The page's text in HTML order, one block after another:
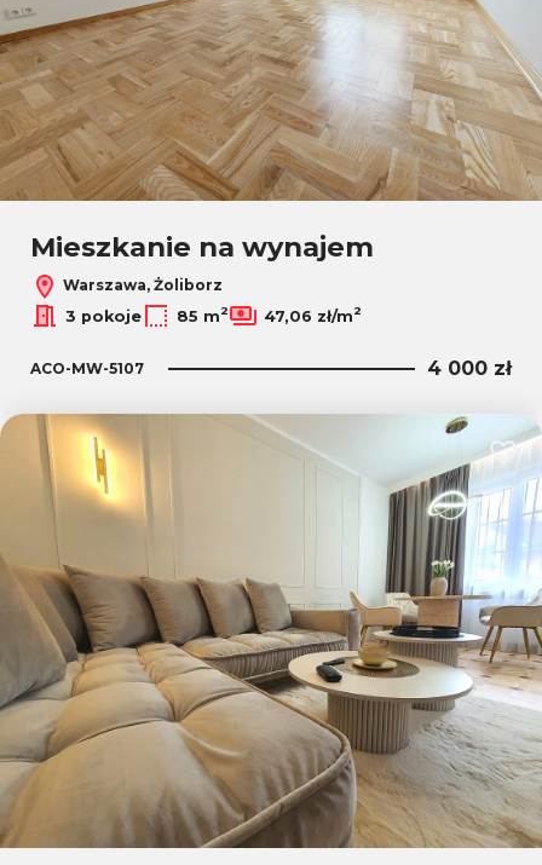
Mieszkanie na wynajem
Warszawa, Żoliborz
3 pokoje
85 m2 47,06 zł/m2
ACO-MW-5107 4 000 zł